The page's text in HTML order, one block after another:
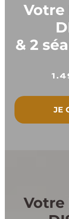
Votre
& 2
JE
Votre